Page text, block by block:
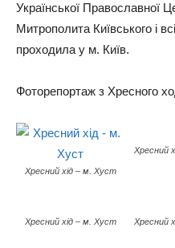
Української Православної
Митрополита Київського і
проходила у м. Київ.
Фоторепортаж з Хресного
Хресний хід – м. Хуст
Хресний
Хресний хід – м. Хуст Хресний